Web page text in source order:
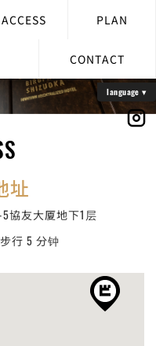
ACCESS PLAN
CONTACT
址
協友大厦地下1层
行 5 分钟